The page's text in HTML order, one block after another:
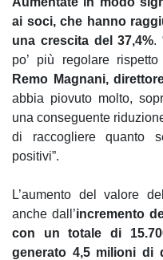
ai soci, che hanno
una crescita del 37,4%.
po’ più regolare
Remo Magnani,
abbia piovuto molto,
una conseguente
di raccogliere quanto
positivi”.
L’aumento del valore
anche dall’incremento
con un totale di
generato 4,5 milioni di